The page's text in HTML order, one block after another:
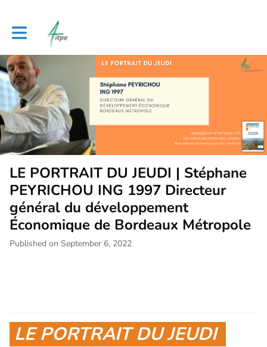
Toggle main navigation
LE PORTRAIT DU JEUDI | Stéphane
PEYRICHOU ING 1997 Directeur
général du développement
Économique de Bordeaux Métropole
Published on September 6, 2022
LE PORTRAIT DU JEUDI